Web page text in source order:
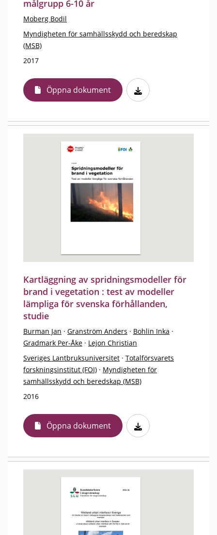
målgrupp 6-10 år
Moberg Bodil
Myndigheten för samhällsskydd och beredskap
(MSB)
2017
Öppna dokument
Kartläggning av spridningsmodeller för
brand i vegetation : test av modeller
lämpliga för svenska förhållanden,
studie
Burman Jan · Granström Anders · Bohlin Inka ·
Gradmark Per-Åke · Lejon Christian
Sveriges Lantbruksuniversitet · Totalförsvarets
forskningsinstitut (FOI) · Myndigheten för
samhällsskydd och beredskap (MSB)
2016
Öppna dokument